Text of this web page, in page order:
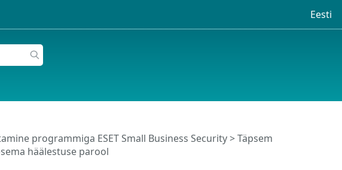
Eesti
programmiga ESET Small Business Security>Täpsem
häälestuse parool